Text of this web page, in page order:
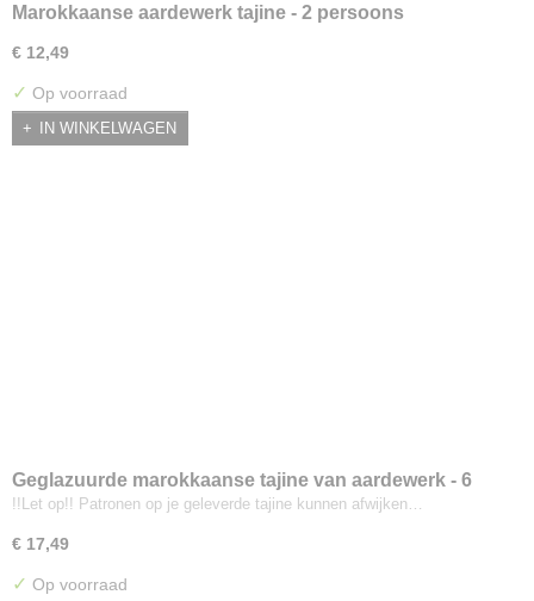
Marokkaanse aardewerk tajine - 2 persoons
€ 12,49
✓ Op voorraad
IN WINKELWAGEN
Geglazuurde marokkaanse tajine van aardewerk - 6
persoons
!!Let op!! Patronen op je geleverde tajine kunnen afwijken…
€ 17,49
✓ Op voorraad